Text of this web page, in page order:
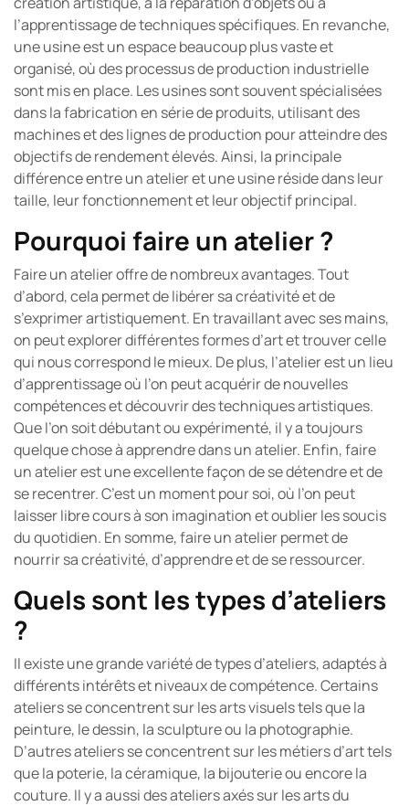
l’apprentissage de techniques spécifiques. En revanche,
une usine est un espace beaucoup plus vaste et
organisé, où des processus de production industrielle
sont mis en place. Les usines sont souvent spécialisées
dans la fabrication en série de produits, utilisant des
machines et des lignes de production pour atteindre des
objectifs de rendement élevés. Ainsi, la principale
différence entre un atelier et une usine réside dans leur
taille, leur fonctionnement et leur objectif principal.
Pourquoi faire un atelier ?
Faire un atelier offre de nombreux avantages. Tout
d’abord, cela permet de libérer sa créativité et de
s’exprimer artistiquement. En travaillant avec ses mains,
on peut explorer différentes formes d’art et trouver celle
qui nous correspond le mieux. De plus, l’atelier est un lieu
d’apprentissage où l’on peut acquérir de nouvelles
compétences et découvrir des techniques artistiques.
Que l’on soit débutant ou expérimenté, il y a toujours
quelque chose à apprendre dans un atelier. Enfin, faire
un atelier est une excellente façon de se détendre et de
se recentrer. C’est un moment pour soi, où l’on peut
laisser libre cours à son imagination et oublier les soucis
du quotidien. En somme, faire un atelier permet de
nourrir sa créativité, d’apprendre et de se ressourcer.
Quels sont les types d’ateliers
?
Il existe une grande variété de types d’ateliers, adaptés à
différents intérêts et niveaux de compétence. Certains
ateliers se concentrent sur les arts visuels tels que la
peinture, le dessin, la sculpture ou la photographie.
D’autres ateliers se concentrent sur les métiers d’art tels
que la poterie, la céramique, la bijouterie ou encore la
couture. Il y a aussi des ateliers axés sur les arts du